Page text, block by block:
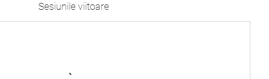
Sesiunile viitoare